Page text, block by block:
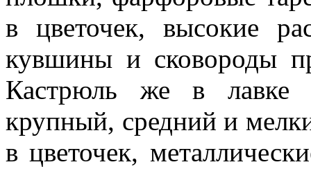
в цветочек, высокие
кувшины и сковороды
Кастрюль же в лавке
крупный, средний и
в цветочек,